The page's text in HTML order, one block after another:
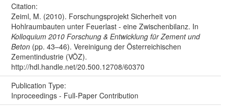
Citation:
Zeiml, M. (2010). Forschungsprojekt Sicherheit von
Hohlraumbauten unter Feuerlast - eine Zwischenbilanz. In
Kolloquium 2010 Forschung & Entwicklung für Zement und
Beton(pp. 43–46). Vereinigung der Österreichischen
Zementindustrie (VÖZ).
http://hdl.handle.net/20.500.12708/60370
Publication Type:
Inproceedings - Full-Paper Contribution